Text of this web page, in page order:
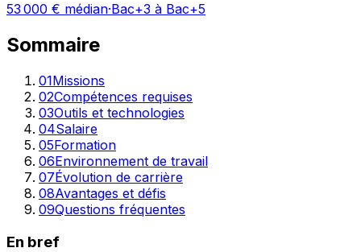
53 000 € médian·Bac+3 à Bac+5
Sommaire
01Missions
02Compétences requises
03Outils et technologies
04Salaire
05Formation
06Environnement de travail
07Évolution de carrière
08Avantages et défis
09Questions fréquentes
En bref